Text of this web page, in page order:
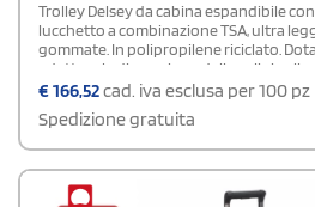
Trolley Delsey da cabina espandibile
lucchetto a combinazione TSA, ultra
gommate. In polipropilene riciclato.
adattare la dimensione della valigia
la sicurezza è fondamentale, questa
sistema di chiusura brevettato
€166,52cad. iva esclusa per 100 pz
Spedizione gratuita